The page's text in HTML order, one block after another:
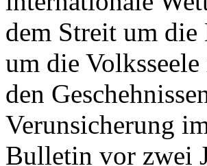
dem Streit um die
um die
den
Verunsicherung
Bulletin vor zwei